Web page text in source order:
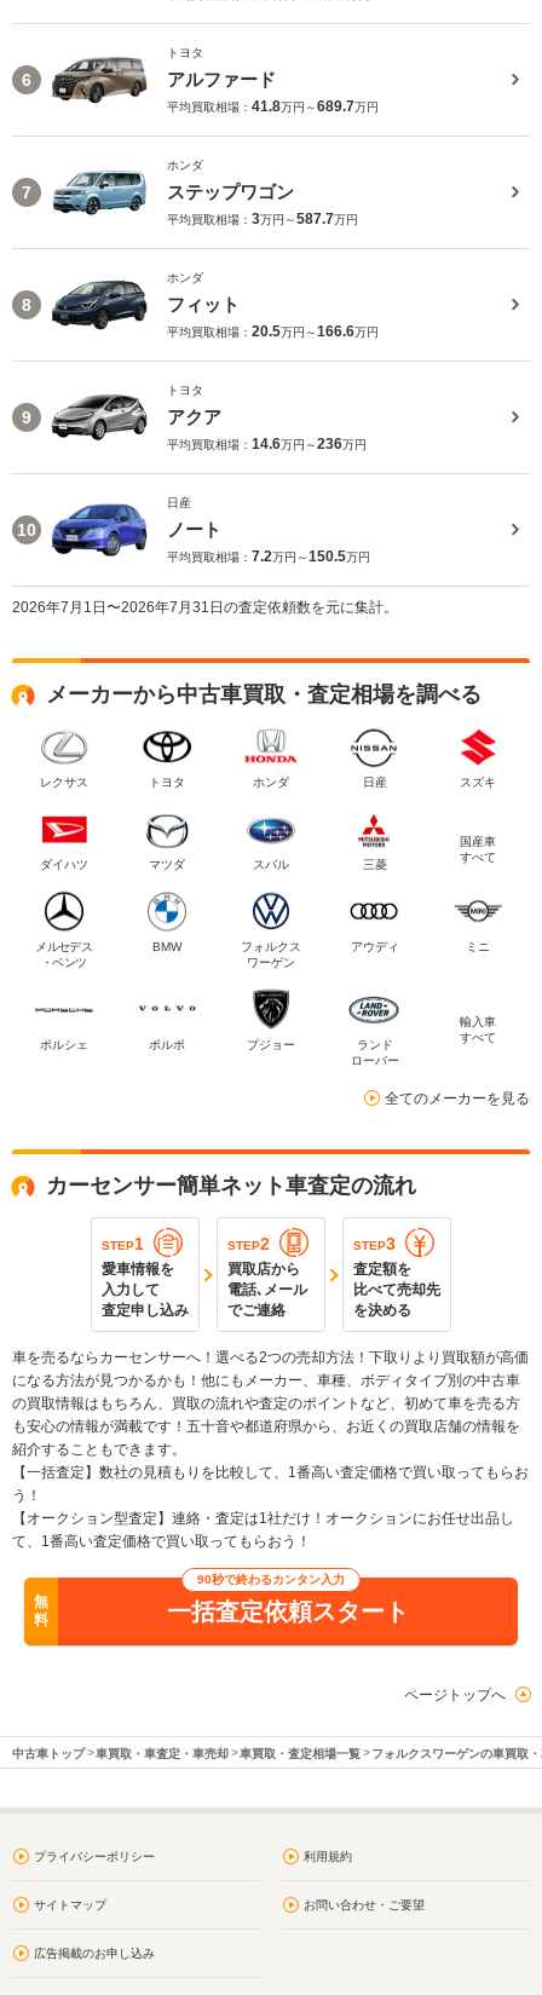
6
トヨタ
アルファード
平均買取相場： 41.8万円～689.7万円
7
ホンダ
ステップワゴン
平均買取相場： 3万円～587.7万円
8
ホンダ
フィット
平均買取相場： 20.5万円～166.6万円
9
トヨタ
アクア
平均買取相場： 14.6万円～236万円
10
日産
ノート
平均買取相場： 7.2万円～150.5万円
2026年7月1日〜2026年7月31日の査定依頼数を元に集計。
メーカーから中古車買取・査定相場を調べる
レクサス トヨタ ホンダ 日産 スズキ
ダイハツ マツダ スバル 三菱
国産車
すべて
メルセデス
・ベンツ
BMW
フォルクス
ワーゲン
アウディ ミニ
ポルシェ ボルボ プジョー
ランド
ローバー
輸入車
すべて
全てのメーカーを見る
カーセンサー簡単ネット車査定の流れ
STEP1
愛車情報を
入力して
査定申し込み
STEP2
買取店から
電話､メール
でご連絡
STEP3
査定額を
比べて売却先
を決める
車を売るならカーセンサーへ！選べる2つの売却方法！下取りより買取額が高価
になる方法が見つかるかも！他にもメーカー、車種、ボディタイプ別の中古車
の買取情報はもちろん、買取の流れや査定のポイントなど、初めて車を売る方
も安心の情報が満載です！五十音や都道府県から、お近くの買取店舗の情報を
紹介することもできます。
【一括査定】数社の見積もりを比較して、1番高い査定価格で買い取ってもらお
う！
【オークション型査定】連絡・査定は1社だけ！オークションにお任せ出品し
て、1番高い査定価格で買い取ってもらおう！
無
料
90秒で終わるカンタン入力
一括査定依頼スタート
ページトップへ
中古車トップ 車買取・車査定・車売却 車買取・査定相場一覧 フォルクスワーゲンの車買取
プライバシーポリシー 利用規約
サイトマップ お問い合わせ・ご要望
広告掲載のお申し込み